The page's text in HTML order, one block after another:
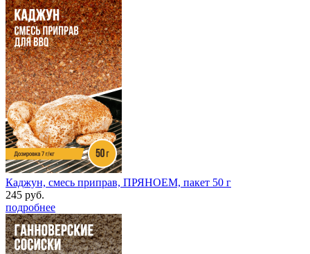
Каджун, смесь приправ, ПРЯНОЕМ, пакет 50 г
245 руб.
подробнее